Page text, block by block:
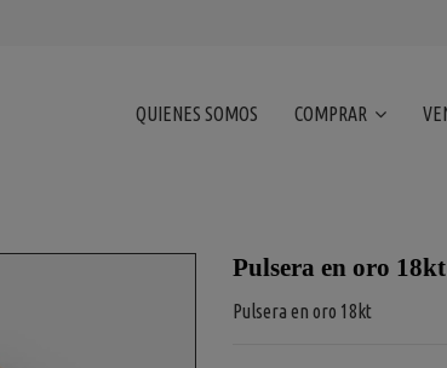
QUIENES SOMOS COMPRAR
Pulsera en oro 18kt
Pulsera en oro 18kt